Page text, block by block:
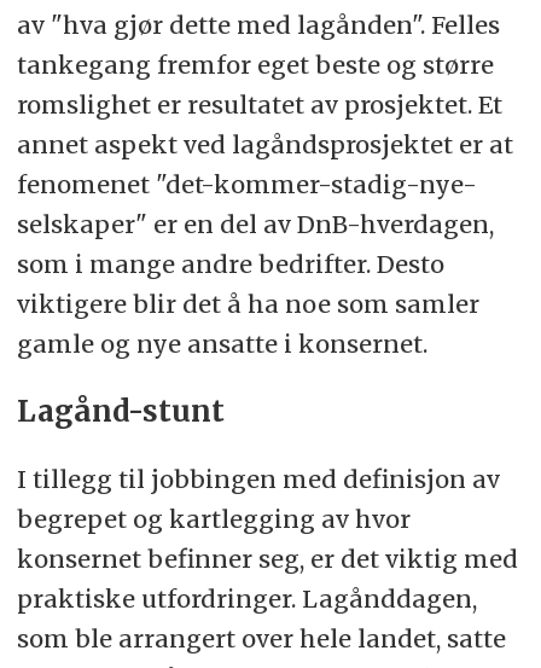
av "hva gjør dette med lagånden". Felles
tankegang fremfor eget beste og større
romslighet er resultatet av prosjektet. Et
annet aspekt ved lagåndsprosjektet er at
fenomenet "det-kommer-stadig-nye-
selskaper" er en del av DnB-hverdagen,
som i mange andre bedrifter. Desto
viktigere blir det å ha noe som samler
gamle og nye ansatte i konsernet.
Lagånd-stunt
I tillegg til jobbingen med definisjon av
begrepet og kartlegging av hvor
konsernet befinner seg, er det viktig med
praktiske utfordringer. Lagånddagen,
som ble arrangert over hele landet, satte